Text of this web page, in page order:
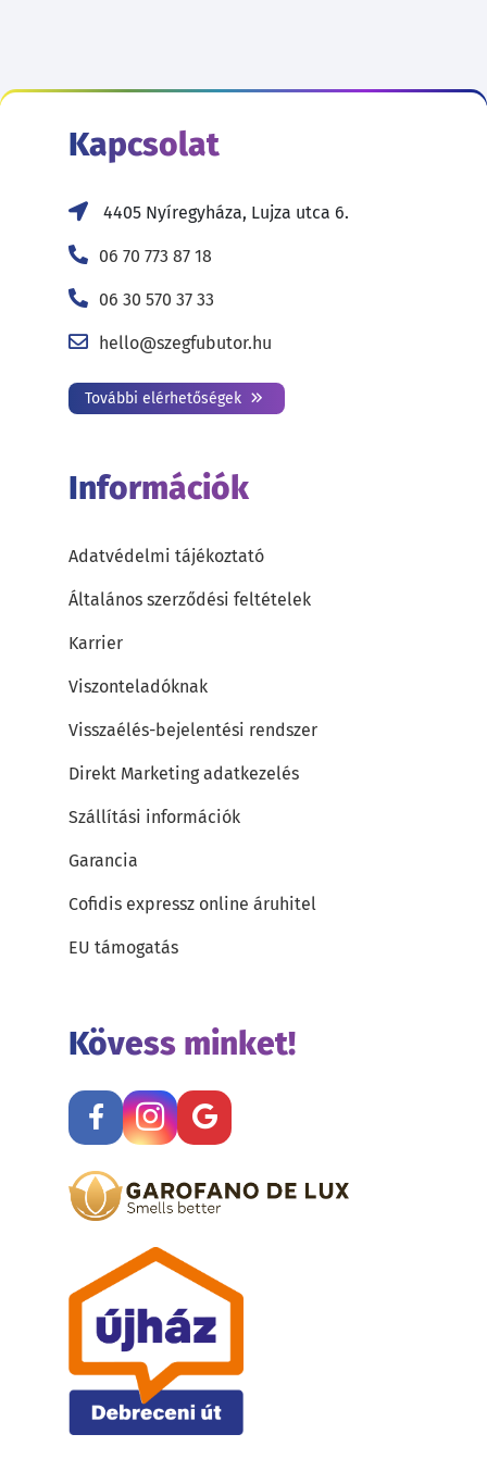
Kapcsolat
4405 Nyíregyháza, Lujza utca 6.
06 70 773 87 18
06 30 570 37 33
hello@szegfubutor.hu
További elérhetőségek
Információk
Adatvédelmi tájékoztató
Általános szerződési feltételek
Karrier
Viszonteladóknak
Visszaélés-bejelentési rendszer
Direkt Marketing adatkezelés
Szállítási információk
Garancia
Cofidis expressz online áruhitel
EU támogatás
Kövess minket!